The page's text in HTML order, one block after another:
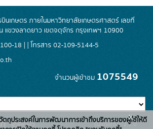
นเกษตร ภายในมหาวิทยาลัยเกษตรศาสตร์ เลขที่
แขวงลาดยาว เขตจตุจักร กรุงเทพฯ 10900
18 | | โทรสาร 02-109-5144-5
จำนวนผู้เข้าชม 1075549
รุ่นโปรแกรม: 2.1.0
ตถุประสงค์ในการพัฒนาการเข้าถึงบริการของผู้ใช้ให้ดี
x